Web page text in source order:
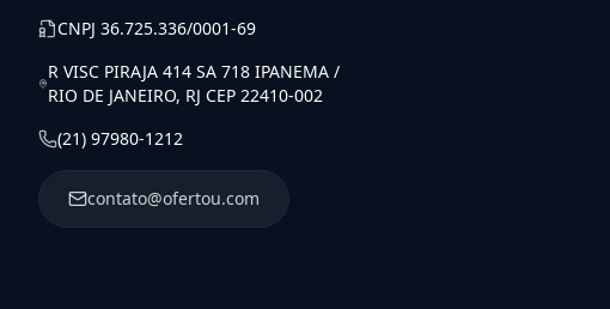
CNPJ 36.725.336/0001-69
R VISC PIRAJA 414 SA 718 IPANEMA /
RIO DE JANEIRO, RJ CEP 22410-002
(21) 97980-1212
contato@ofertou.com